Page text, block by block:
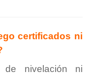
certificados ni
de nivelación ni